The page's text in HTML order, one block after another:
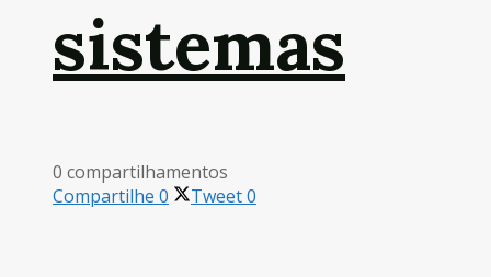
sistemas
0 compartilhamentos
Compartilhe 0 Tweet0